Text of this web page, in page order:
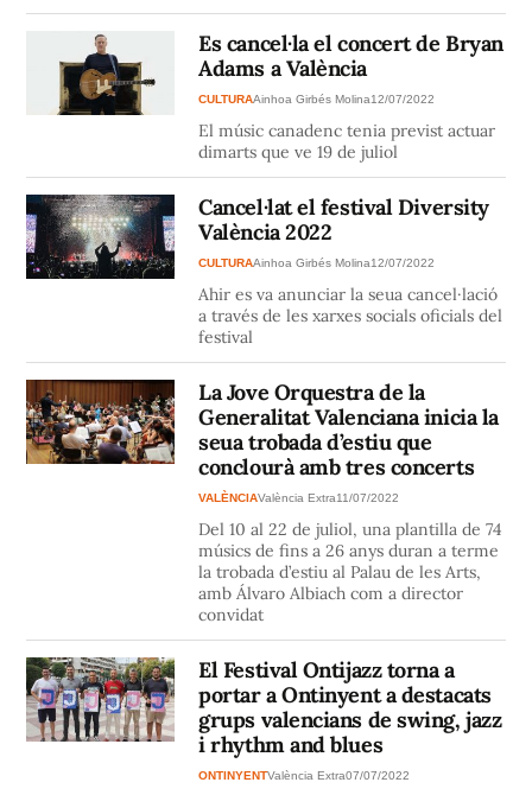
Es cancel·la el concert de Bryan
Adams a València
CULTURAAinhoa Girbés Molina12/07/2022
El músic canadenc tenia previst actuar
dimarts que ve 19 de juliol
Cancel·lat el festival Diversity
València 2022
CULTURAAinhoa Girbés Molina12/07/2022
Ahir es va anunciar la seua cancel·lació
a través de les xarxes socials oficials del
festival
La Jove Orquestra de la
Generalitat Valenciana inicia la
seua trobada d’estiu que
conclourà amb tres concerts
VALÈNCIAValència Extra11/07/2022
Del 10 al 22 de juliol, una plantilla de 74
músics de fins a 26 anys duran a terme
la trobada d’estiu al Palau de les Arts,
amb Álvaro Albiach com a director
convidat
El Festival Ontijazz torna a
portar a Ontinyent a destacats
grups valencians de swing, jazz
i rhythm and blues
ONTINYENTValència Extra07/07/2022